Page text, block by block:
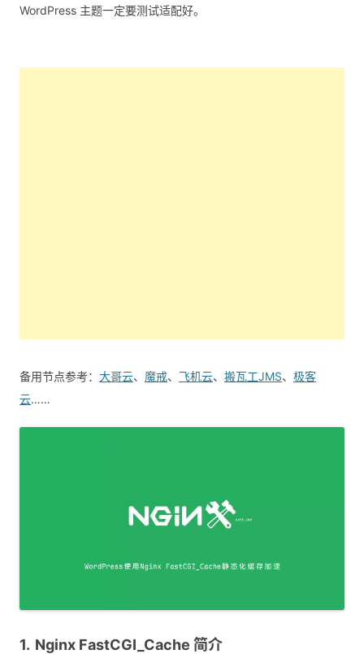
WordPress 主题一定要测试适配好。
备用节点参考： 大哥云、 魔戒、 飞机云、 搬瓦工JMS、 极客
云……
Nginx FastCGI_Cache 简介